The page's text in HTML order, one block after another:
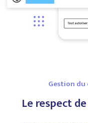
Gestion
Le respect